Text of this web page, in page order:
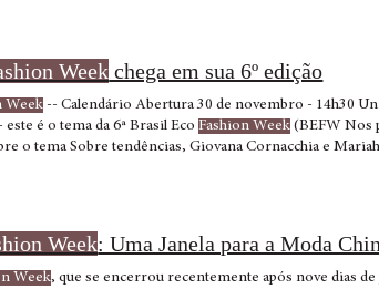
Week chega em sua 6º edição
Week -- Calendário Abertura 30 de novembro - 14h30
é o tema da 6ª Brasil EcoFashion Week (BEFW Nos
o tema Sobre tendências, Giovana Cornacchia e
Week: Uma Janela para a Moda
Week, que se encerrou recentemente após nove dias